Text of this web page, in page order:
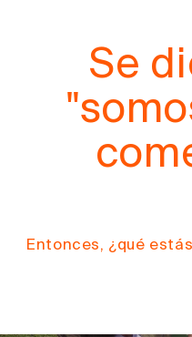
Se
Entonces, ¿qué